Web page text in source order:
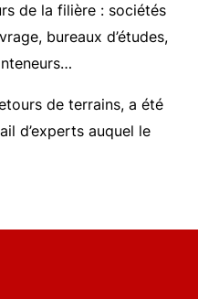
de la filière : sociétés
bureaux d’études,
de terrains, a été
d’experts auquel le